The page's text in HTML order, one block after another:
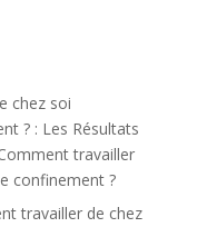
chez soi
? : Les Résultats
travailler
confinement ?
travailler de chez